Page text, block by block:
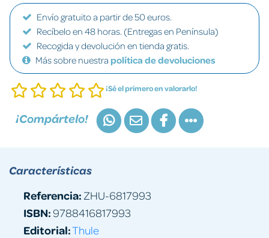
Envío gratuito a partir de 50 euros.
Recíbelo en 48 horas. (Entregas en Península)
Recogida y devolución en tienda gratis.
Más sobre nuestra política de devoluciones
¡Sé el primero en valorarlo!
¡Compártelo!
Características
Referencia: ZHU-6817993
ISBN:9788416817993
Editorial:Thule